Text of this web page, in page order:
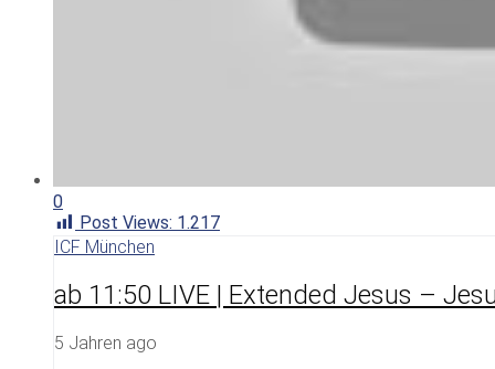
0
Post Views: 1.217
ICF München
ab 11:50 LIVE | Extended Jesus –
5 Jahren ago